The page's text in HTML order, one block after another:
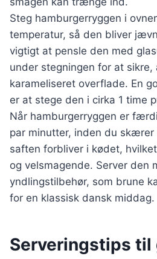
Steg hamburgerryggen i
temperatur, så den bliver
vigtigt at pensle den med
under stegningen for at
karameliseret overflade. En
er at stege den i cirka 1 time
Når hamburgerryggen er
par minutter, inden du
saften forbliver i kødet,
og velsmagende. Server den
yndlingstilbehør, som brune
for en klassisk dansk middag.
Serveringstips til